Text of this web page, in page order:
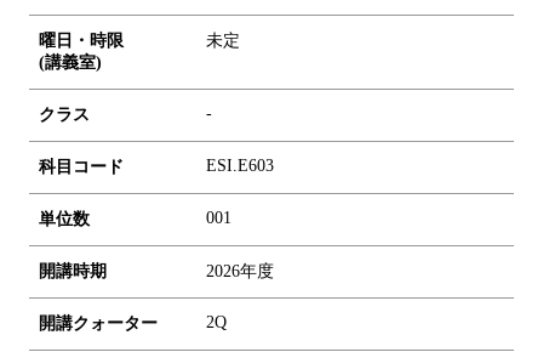
曜日・時限
(講義室)
未定
クラス -
科目コード ESI.E603
単位数 001
開講時期 2026年度
開講クォーター 2Q